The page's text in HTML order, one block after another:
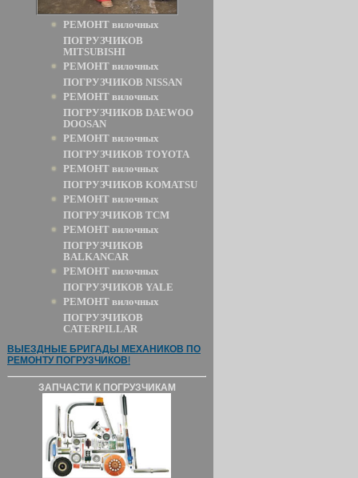
РЕМОНТ вилочных
ПОГРУЗЧИКОВ
MITSUBISHI
РЕМОНТ вилочных
ПОГРУЗЧИКОВ NISSAN
РЕМОНТ вилочных
ПОГРУЗЧИКОВ DAEWOO
DOOSAN
РЕМОНТ вилочных
ПОГРУЗЧИКОВ TOYOTA
РЕМОНТ вилочных
ПОГРУЗЧИКОВ KOMATSU
РЕМОНТ вилочных
ПОГРУЗЧИКОВ TCM
РЕМОНТ вилочных
ПОГРУЗЧИКОВ
BALKANCAR
РЕМОНТ вилочных
ПОГРУЗЧИКОВ YALE
РЕМОНТ вилочных
ПОГРУЗЧИКОВ
CATERPILLAR
ВЫЕЗДНЫЕ БРИГАДЫ МЕХАНИКОВ ПО
РЕМОНТУ ПОГРУЗЧИКОВ!
ЗАПЧАСТИ К ПОГРУЗЧИКАМ